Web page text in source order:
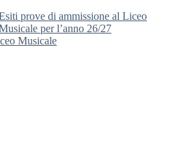
prove di ammissione al Liceo
per l’anno 26/27
Musicale